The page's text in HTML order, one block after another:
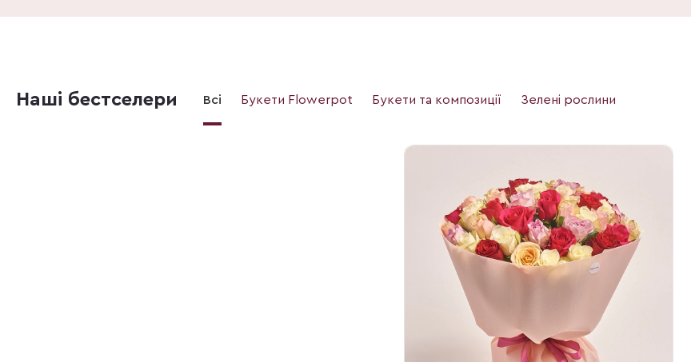
Наші бестселери Всі Букети Flowerpot Букети та композиції Зелені рослини